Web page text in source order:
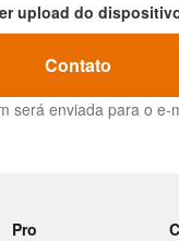
upload do
Contato
será enviada para o e-
Pro